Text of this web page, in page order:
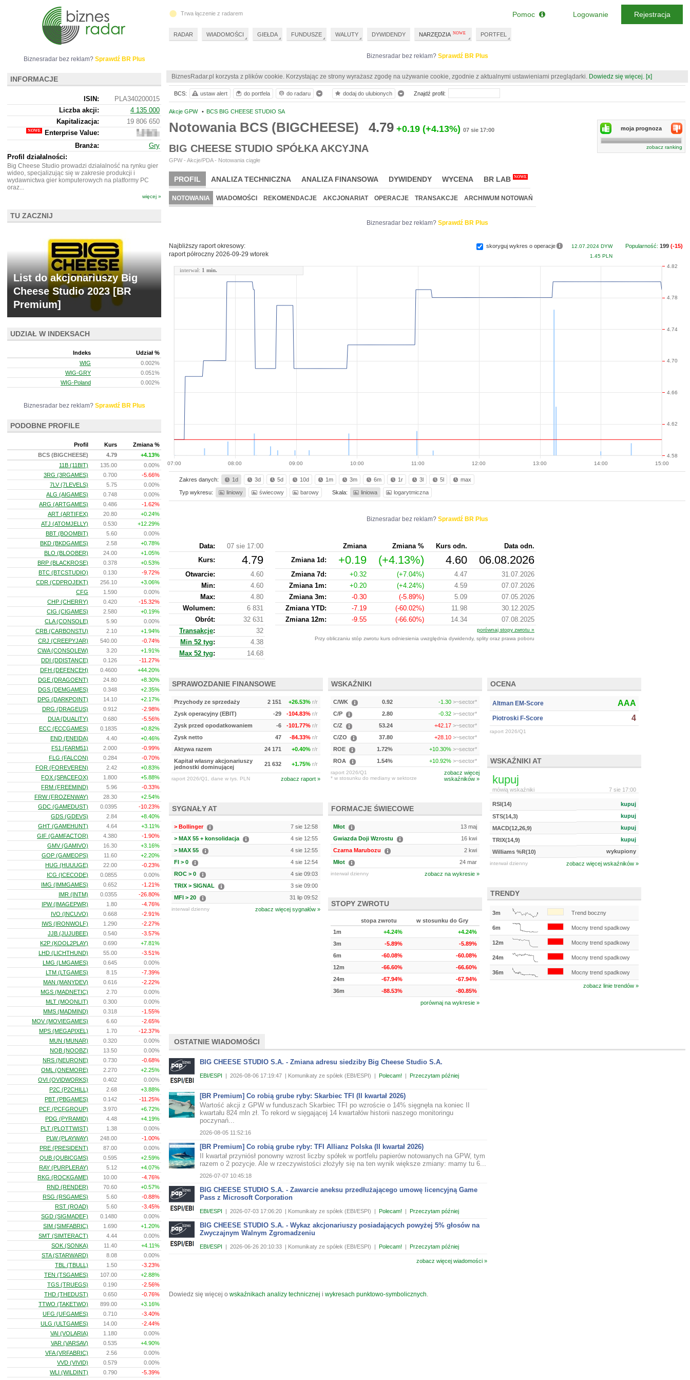
Biznesradar bez reklam? Sprawdź BR Plus
BiznesRadar.pl korzysta z plików cookie. Korzystając ze strony wyrażasz zgodę na używanie cookie, zgodnie z aktualnymi ustawieniami przeglądarki. Dowiedz się więcej. [x]
Akcje GPW • BCS BIG CHEESE STUDIO SA
Notowania BCS (BIGCHEESE) 4.79 +0.19 (+4.13%) 07 sie 17:00
BIG CHEESE STUDIO SPÓŁKA AKCYJNA
GPW - Akcje/PDA - Notowania ciągłe
moja prognoza
zobacz ranking
PROFIL ANALIZA TECHNICZNA ANALIZA FINANSOWA DYWIDENDY WYCENA BR LAB NOWE
NOTOWANIA WIADOMOŚCI REKOMENDACJE AKCJONARIAT OPERACJE TRANSAKCJE ARCHIWUM NOTOWAŃ
Biznesradar bez reklam? Sprawdź BR Plus
Najbliższy raport okresowy:
raport półroczny 2026-09-29 wtorek
Popularność: 199 (-15)
skoryguj wykres o operacje
12.07.2024 DYW
1.45 PLN
07:00 08:00 09:00 10:00 11:00 12:00 13:00 14:00 15:00
4.58
4.62
4.66
4.70
4.74
4.78
4.82
interwał: 1 min.
Zakres danych: 1d 3d 5d 10d 1m 3m 6m 1r 3l 5l max
Typ wykresu: liniowy świecowy barowy Skala: liniowa logarytmiczna
Biznesradar bez reklam? Sprawdź BR Plus
Data:
07 sie 17:00
Kurs: 4.79
Otwarcie:
4.60
Min:
4.60
Max:
4.80
Wolumen:
6 831
Obrót:
32 631
Transakcje:
32
Min 52 tyg:
4.38
Max 52 tyg: 14.68
Zmiana Zmiana % Kurs odn.
Data odn.
Zmiana 1d:
+0.19 (+4.13%) 4.60 06.08.2026
Zmiana 7d: +0.32 (+7.04%) 4.47
31.07.2026
Zmiana 1m:
+0.20 (+4.24%) 4.59
07.07.2026
Zmiana 3m:
-0.30 (-5.89%) 5.09
07.05.2026
Zmiana YTD:
-7.19 (-60.02%) 11.98
30.12.2025
Zmiana 12m:
-9.55 (-66.60%) 14.34 07.08.2025
porównaj stopy zwrotu »
Przy obliczaniu stóp zwrotu kurs odniesienia uwzględnia dywidendy, splity oraz prawa poboru
SPRAWOZDANIE FINANSOWE
Przychody ze sprzedaży 2 151 +26.53% r/r
Zysk operacyjny (EBIT)
-29 -104.83% r/r
Zysk przed opodatkowaniem
-6 -101.77% r/r
Zysk netto
47 -84.33% r/r
Aktywa razem
24 171 +0.40% r/r
Kapitał własny akcjonariuszy
jednostki dominującej
21 632 +1.75% r/r
raport 2026/Q1, dane w tys. PLN zobacz raport »
WSKAŹNIKI
C/WK 0.92 -1.30 >~sector*
C/P
2.80 -0.32 >~sector*
C/Z
53.24 +42.17 >~sector*
C/ZO
37.80 +28.10 >~sector*
ROE
1.72% +10.30% >~sector*
ROA
1.54% +10.92% >~sector*
raport 2026/Q1
* w stosunku do mediany w sektorze
zobacz więcej
wskaźników »
OCENA
Altman EM-Score AAA
Piotroski F-Score 4
raport 2026/Q1
WSKAŹNIKI AT
kupuj
7 sie 17:00
mówią wskaźniki
RSI(14)
kupuj
STS(14,3)
kupuj
MACD(12,26,9)
kupuj
TRIX(14,9)
kupuj
Williams %R(10)
wykupiony
interwał dzienny zobacz więcej wskaźników »
SYGNAŁY AT
> Bollinger
7 sie 12:58
> MAX 55 + konsolidacja
4 sie 12:55
> MAX 55
4 sie 12:55
FI > 0
4 sie 12:54
ROC > 0
4 sie 09:03
TRIX > SIGNAL
3 sie 09:00
MFI > 20
31 lip 09:52
interwał dzienny zobacz więcej sygnałów »
FORMACJE ŚWIECOWE
Młot
13 maj
Gwiazda Doji Wzrostu
16 kwi
Czarna Marubozu
2 kwi
Młot
24 mar
interwał dzienny zobacz na wykresie »
TRENDY
3m Trend boczny
6m Mocny trend spadkowy
12m Mocny trend spadkowy
24m Mocny trend spadkowy
36m Mocny trend spadkowy
zobacz linie trendów »
STOPY ZWROTU
stopa zwrotu
w stosunku do Gry
1m
+4.24%
+4.24%
3m
-5.89%
-5.89%
6m
-60.08%
-60.08%
12m
-66.60%
-66.60%
24m
-67.94%
-67.94%
36m
-88.53%
-80.85%
porównaj na wykresie »
OSTATNIE WIADOMOŚCI
BIG CHEESE STUDIO S.A. - Zmiana adresu siedziby Big Cheese Studio S.A.
EBI/ESPI 2026-08-06 17:19:47 | Komunikaty ze spółek (EBI/ESPI) Polecam! Przeczytam później
[BR Premium] Co robią grube ryby: Skarbiec TFI (II kwartał 2026)
Wartość akcji z GPW w funduszach Skarbiec TFI po wzroście o 14% sięgnęła na koniec II
kwartału 824 mln zł. To rekord w sięgającej 14 kwartałów historii naszego monitoringu
poczynań...
2026-08-05 11:52:16
[BR Premium] Co robią grube ryby: TFI Allianz Polska (II kwartał 2026)
II kwartał przyniósł ponowny wzrost liczby spółek w portfelu papierów notowanych na GPW, tym
razem o 2 pozycje. Ale w rzeczywistości złożyły się na ten wynik większe zmiany: mamy tu 6...
2026-07-07 10:45:18
BIG CHEESE STUDIO S.A. - Zawarcie aneksu przedłużającego umowę licencyjną Game
Pass z Microsoft Corporation
EBI/ESPI 2026-07-03 17:06:20 | Komunikaty ze spółek (EBI/ESPI) Polecam! Przeczytam później
BIG CHEESE STUDIO S.A. - Wykaz akcjonariuszy posiadających powyżej 5% głosów na
Zwyczajnym Walnym Zgromadzeniu
EBI/ESPI 2026-06-26 20:10:33 | Komunikaty ze spółek (EBI/ESPI) Polecam! Przeczytam później
zobacz więcej wiadomości »
Dowiedz się więcej o wskaźnikach analizy technicznej i wykresach punktowo-symbolicznych.
BCS: ustaw alert do portfela do radaru dodaj do ulubionych Znajdź profil:
Biznesradar bez reklam? Sprawdź BR Plus
INFORMACJE
ISIN:
PLA340200015
Liczba akcji:
4 135 000
Kapitalizacja:
19 806 650
Enterprise Value:
19
485
650
Branża:
Gry
Profil działalności:
Big Cheese Studio prowadzi działalność na rynku gier
wideo, specjalizując się w zakresie produkcji i
wydawnictwa gier komputerowych na platformy PC
oraz...
więcej »
TU ZACZNIJ
List do akcjonariuszy Big
Cheese Studio 2023 [BR
Premium]
UDZIAŁ W INDEKSACH
Indeks
Udział %
WIG
0.002%
WIG-GRY
0.051%
WIG-Poland
0.002%
Biznesradar bez reklam? Sprawdź BR Plus
PODOBNE PROFILE
Profil Kurs
Zmiana %
BCS (BIGCHEESE)
4.79
+4.13%
11B (11BIT)
135.00
0.00%
3RG (3RGAMES)
0.700
-5.66%
7LV (7LEVELS)
5.75
0.00%
ALG (AIGAMES)
0.748
0.00%
ARG (ARTGAMES)
0.486
-1.62%
ART (ARTIFEX)
20.80
+0.24%
ATJ (ATOMJELLY)
0.530
+12.29%
BBT (BOOMBIT)
5.60
0.00%
BKD (BKDGAMES)
2.58
+0.78%
BLO (BLOOBER)
24.00
+1.05%
BRP (BLACKROSE)
0.378
+0.53%
BTC (BTCSTUDIO)
0.130
-9.72%
CDR (CDPROJEKT)
256.10
+3.06%
CFG
1.590
0.00%
CHP (CHERRY)
0.420
-15.32%
CIG (CIGAMES)
2.580
+0.19%
CLA (CONSOLE)
5.90
0.00%
CRB (CARBONSTU)
2.10
+1.94%
CRJ (CREEPYJAR)
540.00
-0.74%
CWA (CONSOLEW)
3.20
+1.91%
DDI (DDISTANCE)
0.126
-11.27%
DFH (DEFENCEH)
0.4600
+44.20%
DGE (DRAGOENT)
24.80
+8.30%
DGS (DEMGAMES)
0.348
+2.35%
DPG (DARKPOINT)
14.10
+2.17%
DRG (DRAGEUS)
0.912
-2.98%
DUA (DUALITY)
0.680
-5.56%
ECC (ECCGAMES)
0.1835
+0.82%
END (ENEIDA)
4.40
+0.46%
F51 (FARM51)
2.000
-0.99%
FLG (FALCON)
0.284
-0.70%
FOR (FOREVEREN)
2.42
+0.83%
FOX (SPACEFOX)
1.800
+5.88%
FRM (FREEMIND)
5.96
-0.33%
FRW (FROZENWAY)
28.30
+2.54%
GDC (GAMEDUST)
0.0395
-10.23%
GDS (GDEVS)
2.84
+8.40%
GHT (GAMEHUNT)
4.64
+3.11%
GIF (GAMFACTOR)
4.380
-1.90%
GMV (GAMIVO)
16.30
+3.16%
GOP (GAMEOPS)
11.60
+2.20%
HUG (HUUUGE)
22.00
-0.23%
ICG (ICECODE)
0.0855
0.00%
IMG (IMMGAMES)
0.652
-1.21%
IMR (INTM)
0.0355
-26.80%
IPW (IMAGEPWR)
1.80
-4.76%
IVO (INCUVO)
0.668
-2.91%
IWS (IRONWOLF)
1.290
-2.27%
JJB (JUJUBEE)
0.540
-3.57%
K2P (KOOL2PLAY)
0.690
+7.81%
LHD (LICHTHUND)
55.00
-3.51%
LMG (LMGAMES)
0.645
0.00%
LTM (LTGAMES)
8.15
-7.39%
MAN (MANYDEV)
0.616
-2.22%
MGS (MADNETIC)
2.70
0.00%
MLT (MOONLIT)
0.300
0.00%
MMS (MADMIND)
0.318
-1.55%
MOV (MOVIEGAMES)
6.60
-2.65%
MPS (MEGAPIXEL)
1.70
-12.37%
MUN (MUNAR)
0.320
0.00%
NOB (NOOBZ)
13.50
0.00%
NRS (NEURONE)
0.730
-0.68%
OML (ONEMORE)
2.270
+2.25%
OVI (OVIDWORKS)
0.402
0.00%
P2C (P2CHILL)
2.68
+3.88%
PBT (PBGAMES)
0.142
-11.25%
PCF (PCFGROUP)
3.970
+6.72%
PDG (PYRAMID)
4.48
+4.19%
PLT (PLOTTWIST)
1.38
0.00%
PLW (PLAYWAY)
248.00
-1.00%
PRE (PRESIDENT)
87.00
0.00%
QUB (QUBICGMS)
0.595
+2.59%
RAY (PURPLERAY)
5.12
+4.07%
RKG (ROCKGAME)
10.00
-4.76%
RND (RENDER)
70.60
+0.57%
RSG (RSGAMES)
5.60
-0.88%
RST (ROAD)
5.60
-3.45%
SGD (SIGMADEF)
0.1480
0.00%
SIM (SIMFABRIC)
1.690
+1.20%
SMT (SIMTERACT)
4.44
0.00%
SOK (SONKA)
11.40
+4.11%
STA (STARWARD)
8.08
0.00%
TBL (TBULL)
1.50
-3.23%
TEN (TSGAMES)
107.00
+2.88%
TGS (TRUEGS)
0.190
-2.56%
THD (THEDUST)
0.650
-0.76%
TTWO (TAKETWO)
899.00
+3.16%
UFG (UFGAMES)
0.710
-3.40%
ULG (ULTGAMES)
14.00
-2.44%
VAI (VOLARIA)
1.180
0.00%
VAR (VARSAV)
0.535
+4.90%
VFA (VRFABRIC)
2.56
0.00%
VVD (VIVID)
0.579
0.00%
WLI (WILDINT)
0.790 -5.39%
Trwa łączenie z radarem
RADAR WIADOMOŚCI GIEŁDA FUNDUSZE WALUTY DYWIDENDY NARZĘDZIA PORTFEL
Pomoc Logowanie Rejestracja